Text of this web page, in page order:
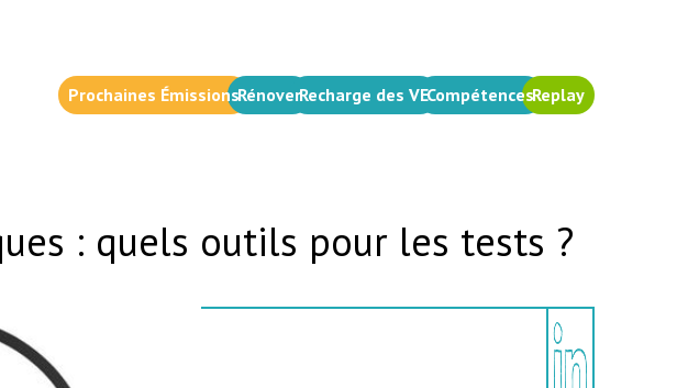
Prochaines ÉmissionsRénoverRecharge des VECompétencesReplay
: quels outils pour les tests ?